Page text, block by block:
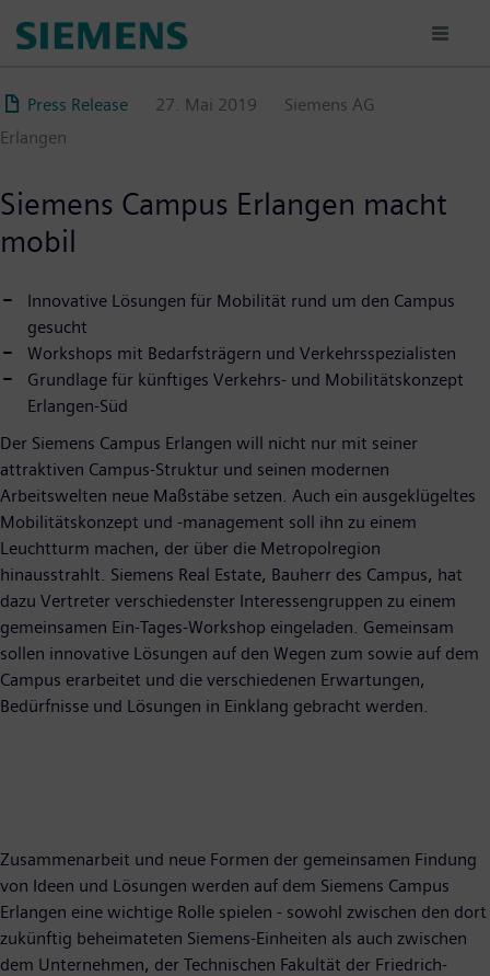
zum
Press Release
27. Mai 2019
Siemens AG
Erlangen
Siemens Campus Erlangen macht
mobil
Innovative Lösungen für Mobilität rund um den Campus
gesucht
Workshops mit Bedarfsträgern und Verkehrsspezialisten
Grundlage für künftiges Verkehrs- und Mobilitätskonzept
Erlangen-Süd
Der Siemens Campus Erlangen will nicht nur mit seiner
attraktiven Campus-Struktur und seinen modernen
Arbeitswelten neue Maßstäbe setzen. Auch ein ausgeklügeltes
Mobilitätskonzept und -management soll ihn zu einem
Leuchtturm machen, der über die Metropolregion
hinausstrahlt. Siemens Real Estate, Bauherr des Campus, hat
dazu Vertreter verschiedenster Interessengruppen zu einem
gemeinsamen Ein-Tages-Workshop eingeladen. Gemeinsam
sollen innovative Lösungen auf den Wegen zum sowie auf dem
Campus erarbeitet und die verschiedenen Erwartungen,
Bedürfnisse und Lösungen in Einklang gebracht werden.
Zusammenarbeit und neue Formen der gemeinsamen Findung
von Ideen und Lösungen werden auf dem Siemens Campus
Erlangen eine wichtige Rolle spielen - sowohl zwischen den dort
zukünftig beheimateten Siemens-Einheiten als auch zwischen
dem Unternehmen, der Technischen Fakultät der Friedrich-